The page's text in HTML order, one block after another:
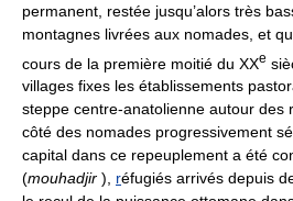
permanent, restée jusqu’alors très
montagnes livrées aux nomades, et
cours de la première moitié du XXe
villages fixes les établissements
steppe centre-anatolienne autour des
côté des nomades progressivement
capital dans ce repeuplement a été
(mouhadjir ), réfugiés arrivés depuis